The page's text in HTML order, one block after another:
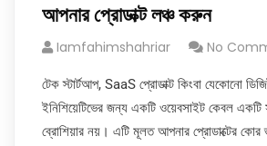
আপনার প্রোডাক্ট লঞ্চ করুন
Iamfahimshahriar No
টেক স্টার্টআপ, SaaS প্রোডাক্ট কিংবা যেকোনো
ইনিশিয়েটিভের জন্য একটি ওয়েবসাইট কেবল একটি
ব্রোশিয়ার নয়। এটি মূলত আপনার প্রোডাক্টের